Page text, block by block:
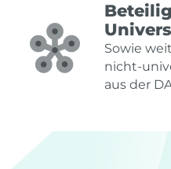
Sowie
aus der